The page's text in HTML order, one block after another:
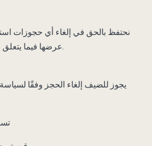
نحتفظ بالحق في إلغاء أي حجوزات
عرضها فيما يتعلق بالرسوم أو الخدمات في أي وقت.
يجوز للضيف إلغاء الحجز وفقًا
3.